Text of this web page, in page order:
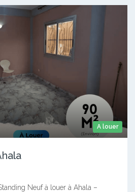
A louer
Neuf à louer à Ahala –